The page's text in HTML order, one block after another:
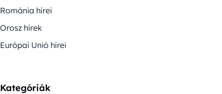
Románia hírei
Orosz hírek
Európai Unió hírei
Kategóriák